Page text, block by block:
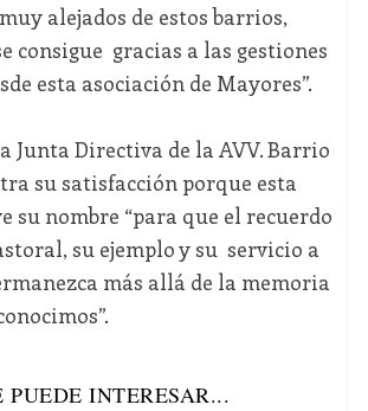
alejados de estos barrios,
consigue gracias a las gestiones
esta asociación de Mayores”.
Junta Directiva de la AVV. Barrio
su satisfacción porque esta
su nombre “para que el recuerdo
su ejemplo y su servicio a
más allá de la memoria
INTERESAR...